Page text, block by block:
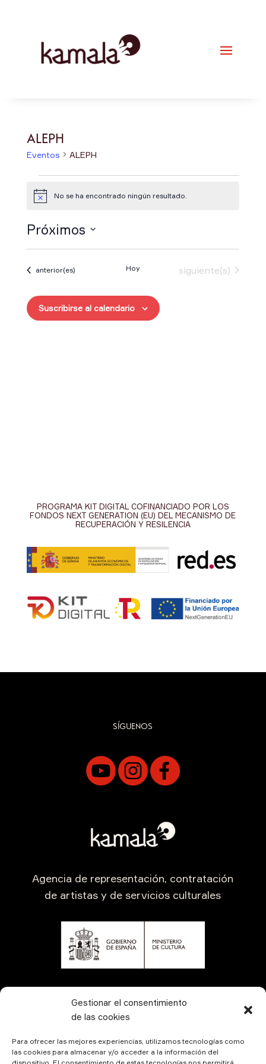
Gestionar el consentimiento
de las cookies
Para ofrecer las mejores experiencias, utilizamos tecnologías como
las cookies para almacenar y/o acceder a la información del
ALEPH
Eventos ALEPH
Eventos
Aviso No se ha encontrado ningún resultado.
Próximos
fecha.
Eventos
anterior(es) Hoy Eventos
siguiente(s)
Suscribirse al calendario
PROGRAMA KIT DIGITAL COFINANCIADO POR LOS
FONDOS NEXT GENERATION (EU) DEL MECANISMO DE
RECUPERACIÓN Y RESILENCIA
SÍGUENOS
Agencia de representación, contratación
de artistas y de servicios culturales